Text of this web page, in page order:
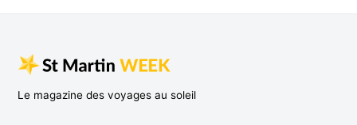
Le magazine des voyages au soleil